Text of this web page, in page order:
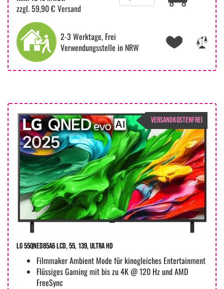
zzgl. 59,90 € Versand
2-3 Werktage, Frei
Verwendungsstelle in NRW
VERSANDKOSTENFREI
LG 55QNED85A6 LCD, 55, 139, Ultra HD
Filmmaker Ambient Mode für kinogleiches Entertainment
Flüssiges Gaming mit bis zu 4K @ 120 Hz und AMD
FreeSync